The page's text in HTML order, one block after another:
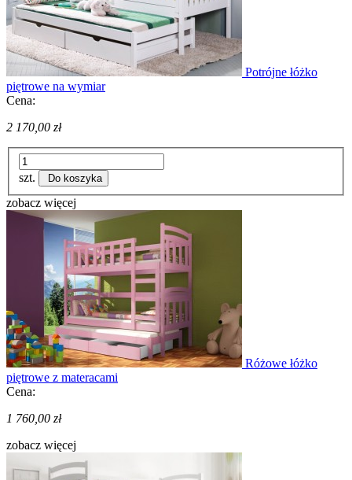
Potrójne łóżko
piętrowe na wymiar
Cena:
2 170,00 zł
szt. Do koszyka
zobacz więcej
Różowe łóżko
piętrowe z materacami
Cena:
1 760,00 zł
zobacz więcej